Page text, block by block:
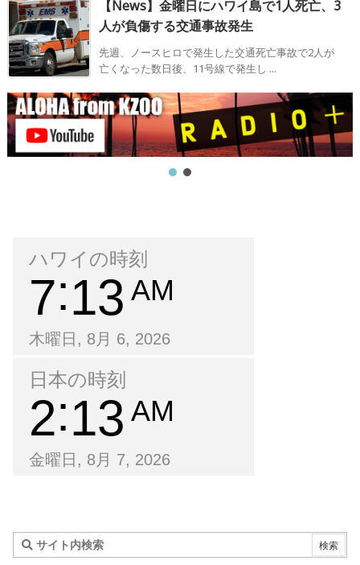
【News】金曜日にハワイ島で1人死亡、3
人が負傷する交通事故発生
先週、ノースヒロで発生した交通死亡事故で2人が
亡くなった数日後、11号線で発生し ...
ハワイの時刻
7 13 AM
木曜日, 8月 6, 2026
日本の時刻
2 13 AM
金曜日, 8月 7, 2026